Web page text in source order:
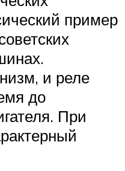
пример
и реле
до
При